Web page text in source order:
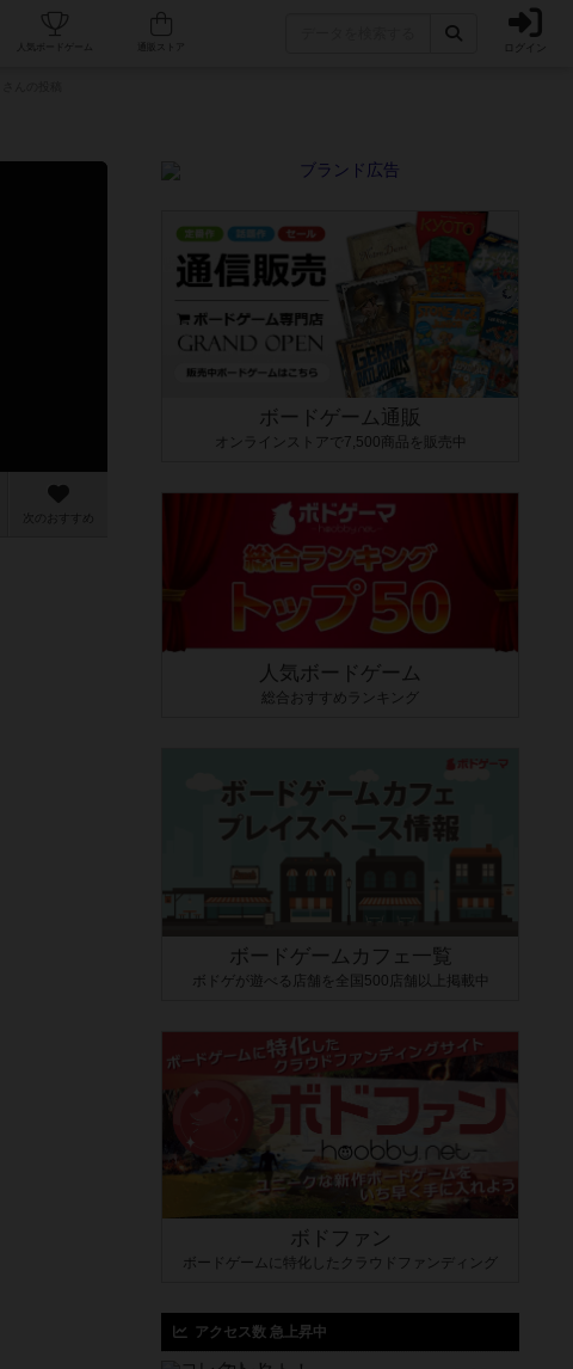
人気ボードゲーム ログイン
次のおすすめ
ボードゲーム通販
オンラインストアで7,500商品を販売中
人気ボードゲーム
総合おすすめランキング
ボードゲームカフェ一覧
ボドゲが遊べる店舗を全国500店舗以上掲載中
ボドファン
ボードゲームに特化したクラウドファンディング
アクセス数 急上昇中